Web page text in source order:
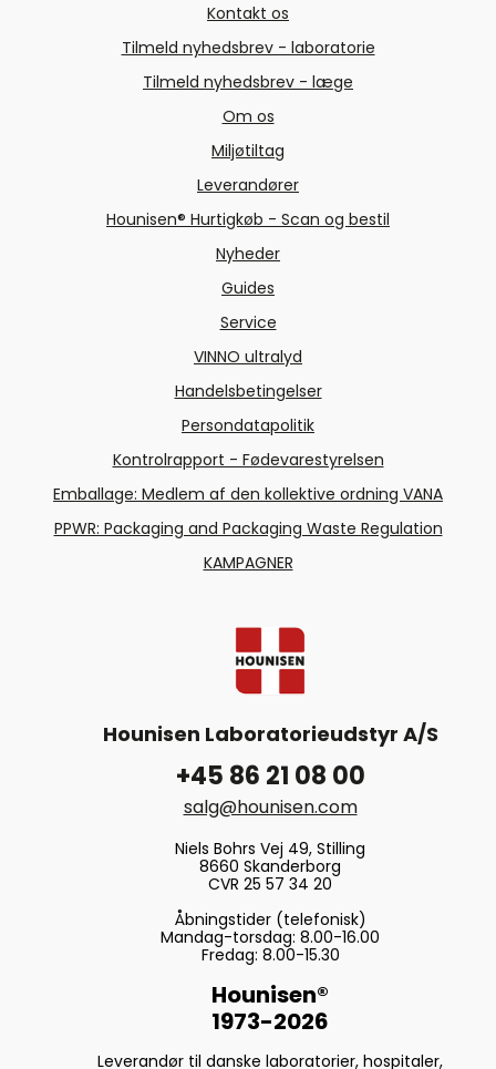
Kontakt os
Tilmeld nyhedsbrev - laboratorie
Tilmeld nyhedsbrev - læge
Om os
Miljøtiltag
Leverandører
Hounisen® Hurtigkøb - Scan og bestil
Nyheder
Guides
Service
VINNO ultralyd
Handelsbetingelser
Persondatapolitik
Kontrolrapport - Fødevarestyrelsen
Emballage: Medlem af den kollektive ordning VANA
PPWR: Packaging and Packaging Waste Regulation
KAMPAGNER
Hounisen Laboratorieudstyr A/S
+45 86 21 08 00
salg@hounisen.com
Niels Bohrs Vej 49, Stilling
8660 Skanderborg
CVR 25 57 34 20
Åbningstider (telefonisk)
Mandag-torsdag: 8.00-16.00
Fredag: 8.00-15.30
Hounisen®
1973-2026
Leverandør til danske laboratorier, hospitaler,